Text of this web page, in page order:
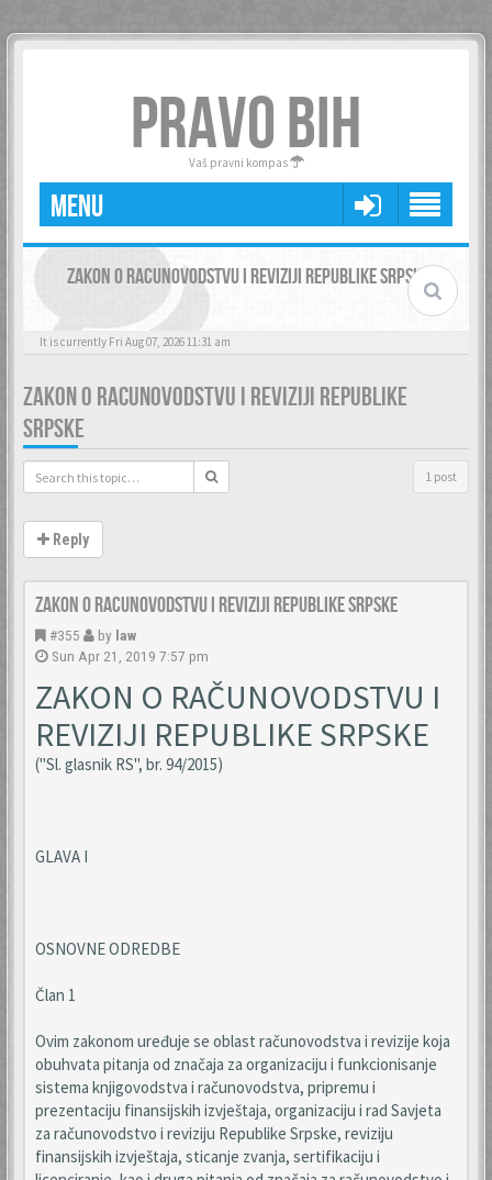
PRAVO BIH
Vaš pravni kompas
MENU
ZAKON O RACUNOVODSTVU I REVIZIJI REPUBLIKE SRPSKE
It is currently Fri Aug 07, 2026 11:31 am
ZAKON O RACUNOVODSTVU I REVIZIJI REPUBLIKE
SRPSKE
1 post
Reply
Zakon o racunovodstvu i reviziji Republike Srpske
#355 by law
Sun Apr 21, 2019 7:57 pm
ZAKON O RAČUNOVODSTVU I
REVIZIJI REPUBLIKE SRPSKE
("Sl. glasnik RS", br. 94/2015)
GLAVA I
OSNOVNE ODREDBE
Član 1
Ovim zakonom uređuje se oblast računovodstva i revizije koja
obuhvata pitanja od značaja za organizaciju i funkcionisanje
sistema knjigovodstva i računovodstva, pripremu i
prezentaciju finansijskih izvještaja, organizaciju i rad Savjeta
za računovodstvo i reviziju Republike Srpske, reviziju
finansijskih izvještaja, sticanje zvanja, sertifikaciju i